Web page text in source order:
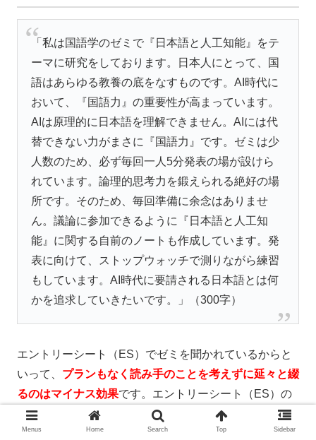
「私は国語学のゼミで『日本語と人工知能』をテ
ーマに研究をしております。日本人にとって、国
語はあらゆる教養の底をなすものです。AI時代に
おいて、『国語力』の重要性が高まっています。
AIは原理的に日本語を理解できません。AIには代
替できない力がまさに『国語力』です。ゼミは少
人数のため、必ず毎回一人5分発表の場が設けら
れています。論理的思考力を鍛えられる絶好の場
所です。そのため、毎回準備に余念はありませ
ん。議論に参加できるように『日本語と人工知
能』に関する自前のノートも作成しています。発
表に向けて、ストップウォッチで測りながら練習
もしています。AI時代に要請される日本語とは何
かを追求していきたいです。」（300字）
エントリーシート（ES）でゼミを聞かれているからと
いって、 プランもなく読み手のことを考えずに延々と綴
るのはマイナス効果です。エントリーシート（ES）の
ゼミを書く際に、注意したい点を確認しておきましょ
う。
Menus Home Search Top Sidebar